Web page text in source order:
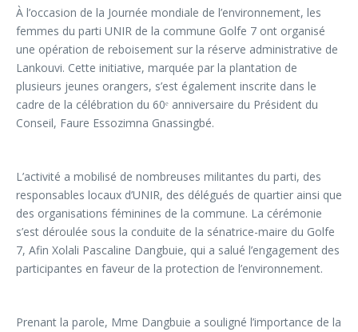
À l’occasion de la Journée mondiale de l’environnement, les
femmes du parti UNIR de la commune Golfe 7 ont organisé
une opération de reboisement sur la réserve administrative de
Lankouvi. Cette initiative, marquée par la plantation de
plusieurs jeunes orangers, s’est également inscrite dans le
cadre de la célébration du 60ᵉ anniversaire du Président du
Conseil, Faure Essozimna Gnassingbé.
L’activité a mobilisé de nombreuses militantes du parti, des
responsables locaux d’UNIR, des délégués de quartier ainsi que
des organisations féminines de la commune. La cérémonie
s’est déroulée sous la conduite de la sénatrice-maire du Golfe
7, Afin Xolali Pascaline Dangbuie, qui a salué l’engagement des
participantes en faveur de la protection de l’environnement.
Prenant la parole, Mme Dangbuie a souligné l’importance de la